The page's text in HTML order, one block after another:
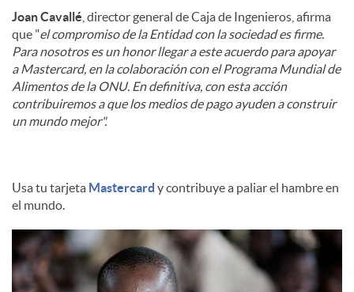
Joan Cavallé , director general de Caja de Ingenieros, afirma
que "el compromiso de la Entidad con la sociedad es firme.
Para nosotros es un honor llegar a este acuerdo para apoyar
a Mastercard, en la colaboración con el Programa Mundial de
Alimentos de la ONU. En definitiva, con esta acción
contribuiremos a que los medios de pago ayuden a construir
un mundo mejor".
Usa tu tarjeta Mastercard y contribuye a paliar el hambre en
el mundo.